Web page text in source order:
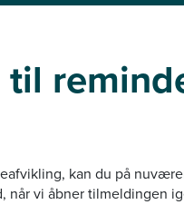
kan du på
når vi åbner tilmeldingen